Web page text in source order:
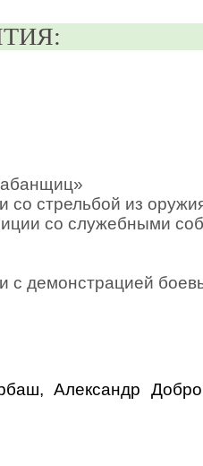
со стрельбой из
со служебными
с демонстрацией
Александр